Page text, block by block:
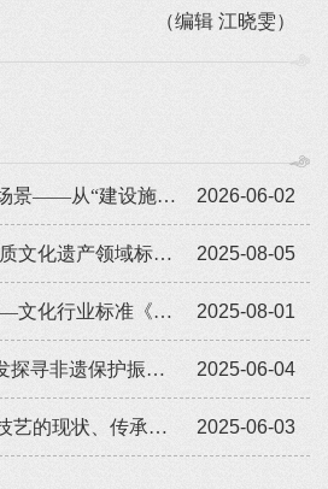
（编辑 江晓雯）
2026-06-02
构建非遗传承体验新场景——​从“建设施”到“广布局”
2025-08-05
杨红 闫涵：我国非物质文化遗产领域标准化工作现状与难点
2025-08-01
凝聚共识 规范行动——文化行业标准《非物质文化遗产数字化保护 数字资源采集和著录》的逻辑、结构与功能
2025-06-04
陈岸瑛：从“研培”出发探寻非遗保护振兴新路径
2025-06-03
杨耐：戏曲盔头制作技艺的现状、传承与发展